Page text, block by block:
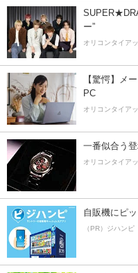
ー”
オリコンタイア
【驚愕】メ
PC
オリコンタイア
一番似合う
オリコンタイア
自販機にピ
（PR）ジハンピ